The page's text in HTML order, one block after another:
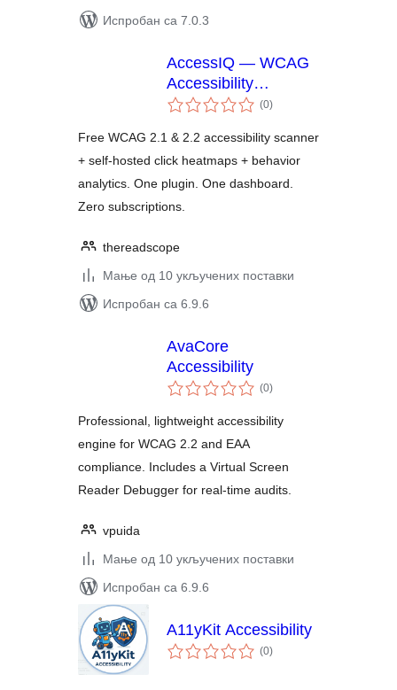
Испробан са 7.0.3
AccessIQ — WCAG
Accessibility
Scanner, Heatmap &
(0укупних
оцена
)
Free WCAG 2.1 & 2.2 accessibility scanner
+ self-hosted click heatmaps + behavior
analytics. One plugin. One dashboard.
Zero subscriptions.
thereadscope
Мање од 10 укључених поставки
Испробан са 6.9.6
AvaCore
Accessibility
(0укупних
оцена
)
Professional, lightweight accessibility
engine for WCAG 2.2 and EAA
compliance. Includes a Virtual Screen
Reader Debugger for real-time audits.
vpuida
Мање од 10 укључених поставки
Испробан са 6.9.6
A11yKit Accessibility
(0укупних
оцена
)